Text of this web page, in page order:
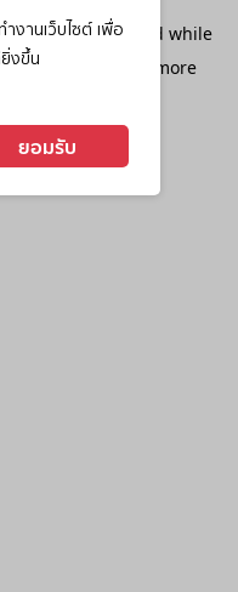
งานเว็บไซต์ เพื่อ
งขึ้น
ยอมรับ
has occurred while
console
for more